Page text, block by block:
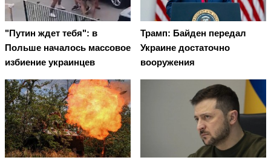
"Путин ждет тебя": в
Польше началось массовое
избиение украинцев
Трамп: Байден передал
Украине достаточно
вооружения